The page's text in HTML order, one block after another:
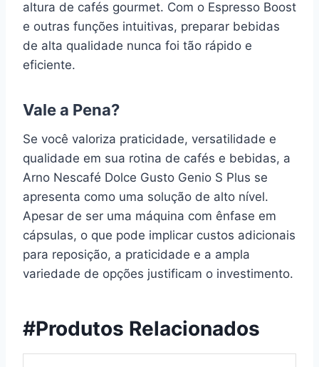
altura de cafés gourmet. Com o Espresso Boost
e outras funções intuitivas, preparar bebidas
de alta qualidade nunca foi tão rápido e
eficiente.
Vale a Pena?
Se você valoriza praticidade, versatilidade e
qualidade em sua rotina de cafés e bebidas, a
Arno Nescafé Dolce Gusto Genio S Plus se
apresenta como uma solução de alto nível.
Apesar de ser uma máquina com ênfase em
cápsulas, o que pode implicar custos adicionais
para reposição, a praticidade e a ampla
variedade de opções justificam o investimento.
#Produtos Relacionados